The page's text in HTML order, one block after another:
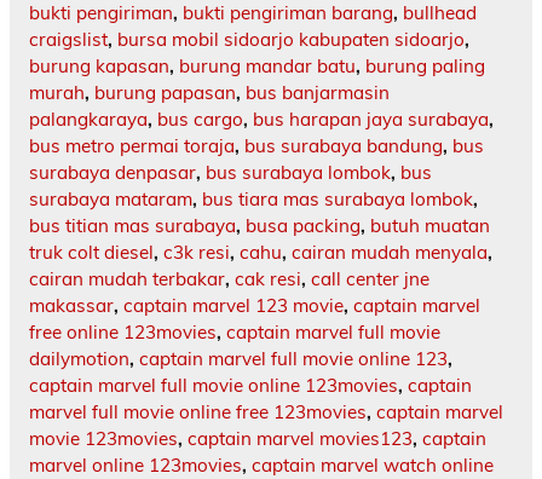
bukti pengiriman, bukti pengiriman barang, bullhead
craigslist, bursa mobil sidoarjo kabupaten sidoarjo,
burung kapasan, burung mandar batu, burung paling
murah, burung papasan, bus banjarmasin
palangkaraya, bus cargo, bus harapan jaya surabaya,
bus metro permai toraja, bus surabaya bandung, bus
surabaya denpasar, bus surabaya lombok, bus
surabaya mataram, bus tiara mas surabaya lombok,
bus titian mas surabaya, busa packing, butuh muatan
truk colt diesel, c3k resi, cahu, cairan mudah menyala,
cairan mudah terbakar, cak resi, call center jne
makassar, captain marvel 123 movie, captain marvel
free online 123movies, captain marvel full movie
dailymotion, captain marvel full movie online 123,
captain marvel full movie online 123movies, captain
marvel full movie online free 123movies, captain marvel
movie 123movies, captain marvel movies123, captain
marvel online 123movies, captain marvel watch online